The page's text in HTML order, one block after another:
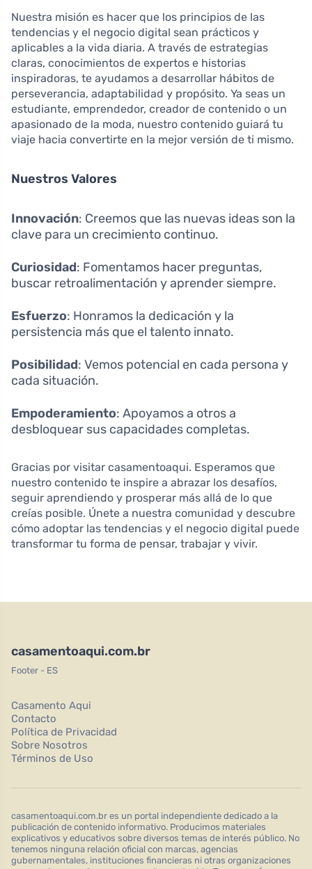
Nuestra misión es hacer que los principios de las
tendencias y el negocio digital sean prácticos y
aplicables a la vida diaria. A través de estrategias
claras, conocimientos de expertos e historias
inspiradoras, te ayudamos a desarrollar hábitos de
perseverancia, adaptabilidad y propósito. Ya seas un
estudiante, emprendedor, creador de contenido o un
apasionado de la moda, nuestro contenido guiará tu
viaje hacia convertirte en la mejor versión de ti mismo.
Nuestros Valores
Innovación: Creemos que las nuevas ideas son la
clave para un crecimiento continuo.
Curiosidad: Fomentamos hacer preguntas,
buscar retroalimentación y aprender siempre.
Esfuerzo: Honramos la dedicación y la
persistencia más que el talento innato.
Posibilidad: Vemos potencial en cada persona y
cada situación.
Empoderamiento: Apoyamos a otros a
desbloquear sus capacidades completas.
Gracias por visitar casamentoaqui. Esperamos que
nuestro contenido te inspire a abrazar los desafíos,
seguir aprendiendo y prosperar más allá de lo que
creías posible. Únete a nuestra comunidad y descubre
cómo adoptar las tendencias y el negocio digital puede
transformar tu forma de pensar, trabajar y vivir.
casamentoaqui.com.br
Footer - ES
Casamento Aqui
Contacto
Política de Privacidad
Sobre Nosotros
Términos de Uso
casamentoaqui.com.br es un portal independiente dedicado a la
publicación de contenido informativo. Producimos materiales
explicativos y educativos sobre diversos temas de interés público. No
tenemos ninguna relación oficial con marcas, agencias
gubernamentales, instituciones financieras ni otras organizaciones